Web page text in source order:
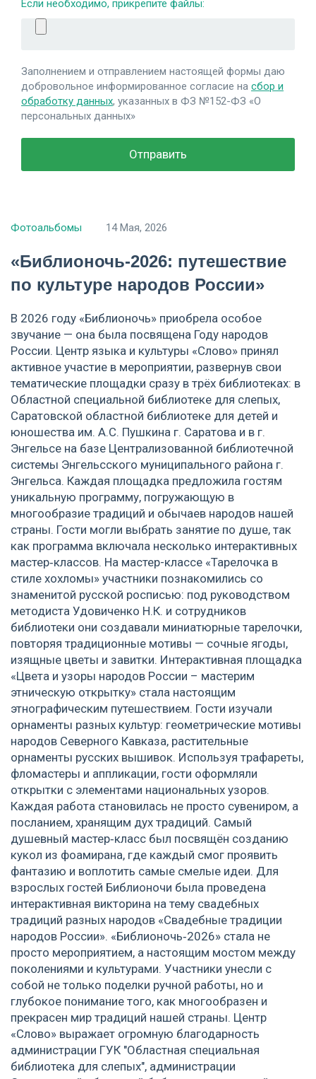
Если необходимо, прикрепите файлы:
Заполнением и отправлением настоящей формы даю
добровольное информированное согласие на сбор и
обработку данных, указанных в ФЗ №152-ФЗ «О
персональных данных»
Фотоальбомы 14 Мая, 2026
«Библионочь‑2026: путешествие
по культуре народов России»
В 2026 году «Библионочь» приобрела особое
звучание — она была посвящена Году народов
России. Центр языка и культуры «Слово» принял
активное участие в мероприятии, развернув свои
тематические площадки сразу в трёх библиотеках: в
Областной специальной библиотеке для слепых,
Саратовской областной библиотеке для детей и
юношества им. А.С. Пушкина г. Саратова и в г.
Энгельсе на базе Централизованной библиотечной
системы Энгельсского муниципального района г.
Энгельса. Каждая площадка предложила гостям
уникальную программу, погружающую в
многообразие традиций и обычаев народов нашей
страны. Гости могли выбрать занятие по душе, так
как программа включала несколько интерактивных
мастер‑классов. На мастер-классе «Тарелочка в
стиле хохломы» участники познакомились со
знаменитой русской росписью: под руководством
методиста Удовиченко Н.К. и сотрудников
библиотеки они создавали миниатюрные тарелочки,
повторяя традиционные мотивы — сочные ягоды,
изящные цветы и завитки. Интерактивная площадка
«Цвета и узоры народов России – мастерим
этническую открытку» стала настоящим
этнографическим путешествием. Гости изучали
орнаменты разных культур: геометрические мотивы
народов Северного Кавказа, растительные
орнаменты русских вышивок. Используя трафареты,
фломастеры и аппликации, гости оформляли
открытки с элементами национальных узоров.
Каждая работа становилась не просто сувениром, а
посланием, хранящим дух традиций. Самый
душевный мастер‑класс был посвящён созданию
кукол из фоамирана, где каждый смог проявить
фантазию и воплотить самые смелые идеи. Для
взрослых гостей Библионочи была проведена
интерактивная викторина на тему свадебных
традиций разных народов «Свадебные традиции
народов России». «Библионочь‑2026» стала не
просто мероприятием, а настоящим мостом между
поколениями и культурами. Участники унесли с
собой не только поделки ручной работы, но и
глубокое понимание того, как многообразен и
прекрасен мир традиций нашей страны. Центр
«Слово» выражает огромную благодарность
администрации ГУК "Областная специальная
библиотека для слепых", администрации